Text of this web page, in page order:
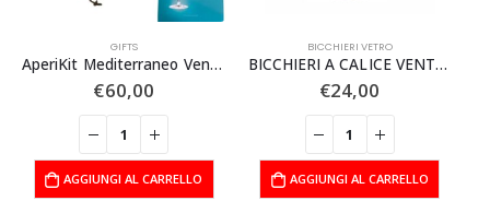
GIFTS
AperiKit Mediterraneo Venturo, 3 Taglieri + 10 Menu’
€60,00
AGGIUNGI AL CARRELLO
BICCHIERI VETRO
BICCHIERI A CALICE VENTURO conf. da 6 pezzi
€24,00
AGGIUNGI AL CARRELLO